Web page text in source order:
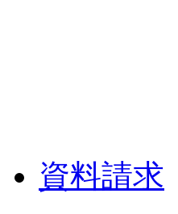
資料請求